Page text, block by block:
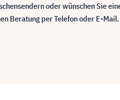
oder wünschen Sie
Beratung per Telefon oder E-